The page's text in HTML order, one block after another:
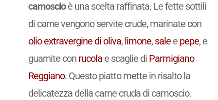
camoscioè una scelta raffinata. Le fette sottili
di carne vengono servite crude, marinate con
olio extravergine di oliva, limone, salee pepe, e
guarnite con rucolae scaglie di Parmigiano
Reggiano. Questo piatto mette in risalto la
delicatezza della carne cruda di camoscio.